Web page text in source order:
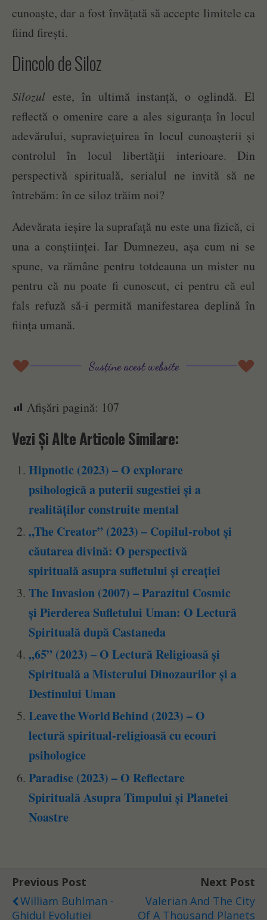
cunoaște, dar a fost învățată să accepte limitele ca
fiind firești.
Dincolo de Siloz
Silozul este, în ultimă instanță, o oglindă. El
reflectă o omenire care a ales siguranța în locul
adevărului, supraviețuirea în locul cunoașterii și
controlul în locul libertății interioare. Din
perspectivă spirituală, serialul ne invită să ne
întrebăm: în ce siloz trăim noi?
Adevărata ieșire la suprafață nu este una fizică, ci
una a conștiinței. Iar Dumnezeu, așa cum ni se
spune, va rămâne pentru totdeauna un mister nu
pentru că nu poate fi cunoscut, ci pentru că eul
fals refuză să-i permită manifestarea deplină în
ființa umană.
Susține acest website
Afișări pagină: 107
Vezi Și Alte Articole Similare:
Hipnotic (2023) – O explorare
psihologică a puterii sugestiei și a
realităților construite mental
„The Creator” (2023) – Copilul-robot și
căutarea divină: O perspectivă
spirituală asupra sufletului și creației
The Invasion (2007) – Parazitul Cosmic
și Pierderea Sufletului Uman: O Lectură
Spirituală după Castaneda
„65” (2023) – O Lectură Religioasă și
Spirituală a Misterului Dinozaurilor și a
Destinului Uman
Leave the World Behind (2023) – O
lectură spiritual‑religioasă cu ecouri
psihologice
Paradise (2023) – O Reflectare
Spirituală Asupra Timpului și Planetei
Noastre
Previous Post
William Buhlman -
Ghidul Evoluției
Next Post
Valerian And The City
Of A Thousand Planets